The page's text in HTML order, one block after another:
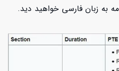
به زبان فارسی خواهید دید.